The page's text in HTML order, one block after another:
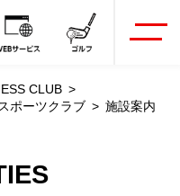
CLUB
ポーツクラブ
施設案内